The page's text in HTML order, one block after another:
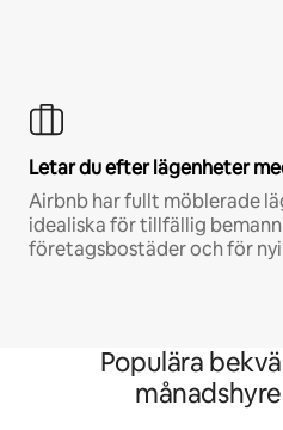
Letar du efter lägenheter
Airbnb har fullt möblerade
idealiska för tillfällig
företagsbostäder och för
Populära